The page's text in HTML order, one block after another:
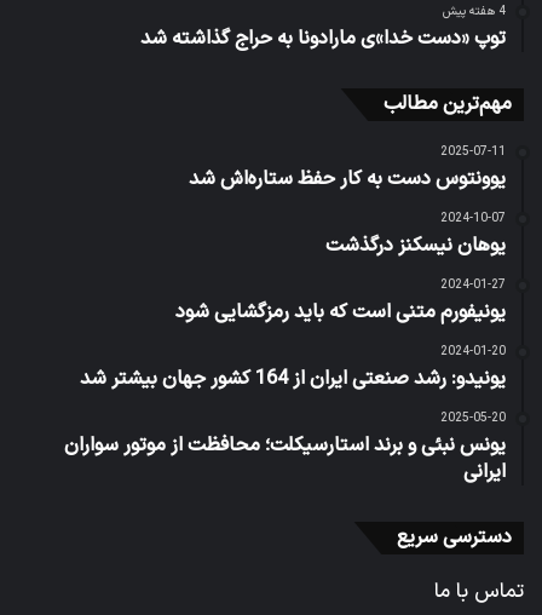
4 هفته پیش
توپ «دست خدا»ی مارادونا به حراج گذاشته شد
مهم‌ترین مطالب
2025-07-11
یوونتوس دست به کار حفظ ستاره‌اش شد
2024-10-07
یوهان نیسکنز درگذشت
2024-01-27
یونیفورم متنی است که باید رمزگشایی شود
2024-01-20
یونیدو: رشد صنعتی ایران از 164 کشور جهان بیشتر شد
2025-05-20
یونس نبئی و برند استارسیکلت؛ محافظت از موتور سواران
ایرانی
دسترسی سریع
تماس با ما